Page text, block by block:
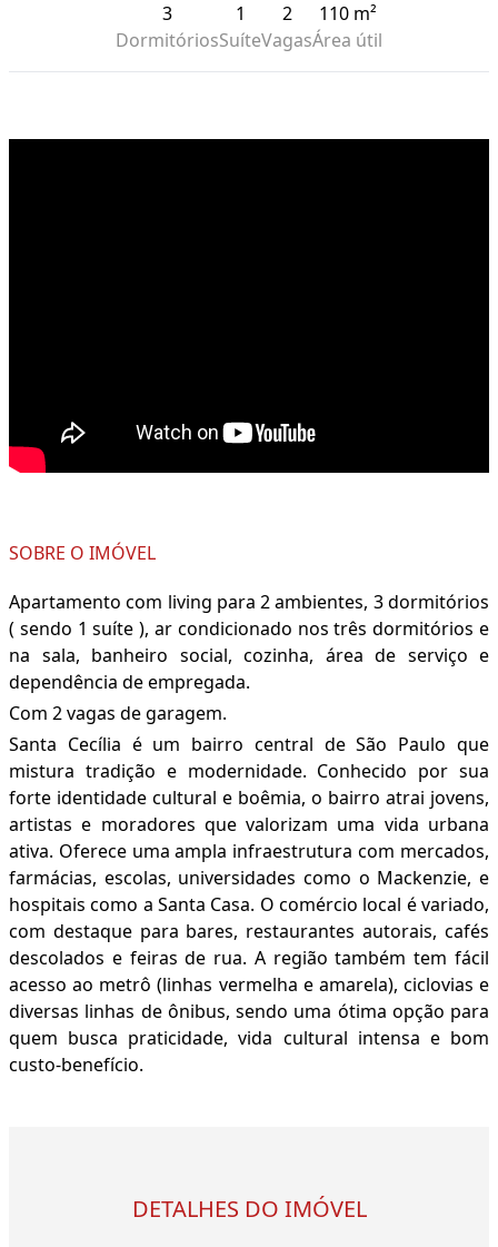
3
Dormitórios
1
Suíte
2
Vagas
110 m²
Área útil
SOBRE O IMÓVEL
Apartamento com living para 2 ambientes, 3 dormitórios
( sendo 1 suíte ), ar condicionado nos três dormitórios e
na sala, banheiro social, cozinha, área de serviço e
dependência de empregada.
Com 2 vagas de garagem.
Santa Cecília é um bairro central de São Paulo que
mistura tradição e modernidade. Conhecido por sua
forte identidade cultural e boêmia, o bairro atrai jovens,
artistas e moradores que valorizam uma vida urbana
ativa. Oferece uma ampla infraestrutura com mercados,
farmácias, escolas, universidades como o Mackenzie, e
hospitais como a Santa Casa. O comércio local é variado,
com destaque para bares, restaurantes autorais, cafés
descolados e feiras de rua. A região também tem fácil
acesso ao metrô (linhas vermelha e amarela), ciclovias e
diversas linhas de ônibus, sendo uma ótima opção para
quem busca praticidade, vida cultural intensa e bom
custo-benefício.
DETALHES DO IMÓVEL